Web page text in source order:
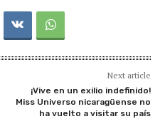
Next article
¡Vive en un exilio indefinido!
Miss Universo nicaragüense no
ha vuelto a visitar su país